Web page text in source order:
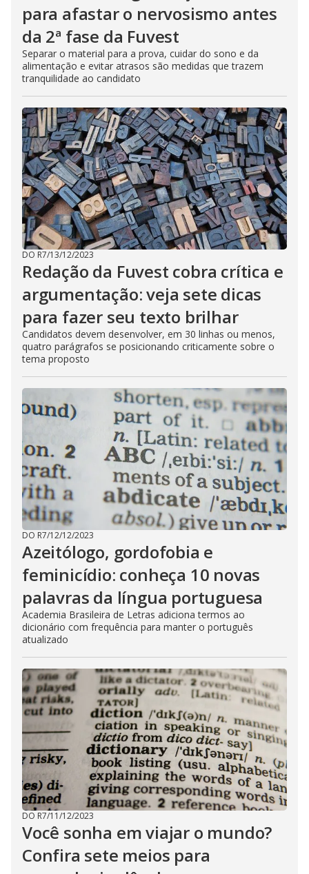
para afastar o nervosismo antes
da 2ª fase da Fuvest
Separar o material para a prova, cuidar do sono e da
alimentação e evitar atrasos são medidas que trazem
tranquilidade ao candidato
DO R7/13/12/2023
Redação da Fuvest cobra crítica e
argumentação: veja sete dicas
para fazer seu texto brilhar
Candidatos devem desenvolver, em 30 linhas ou menos,
quatro parágrafos se posicionando criticamente sobre o
tema proposto
DO R7/12/12/2023
Azeitólogo, gordofobia e
feminicídio: conheça 10 novas
palavras da língua portuguesa
Academia Brasileira de Letras adiciona termos ao
dicionário com frequência para manter o português
atualizado
DO R7/11/12/2023
Você sonha em viajar o mundo?
Confira sete meios para